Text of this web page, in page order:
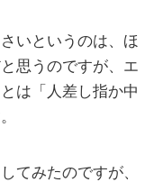
いというのは、ほ
思うのですが、エ
は「人差し指か中
てみたのですが、